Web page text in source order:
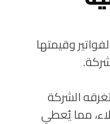
وقيمتها
الشركة
مما يُعطي